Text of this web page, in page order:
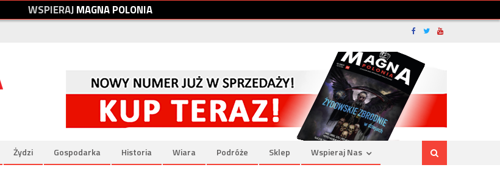
WSPIERAJMAGNAPOLONIA
Żydzi Gospodarka Historia Wiara Podróże Sklep Wspieraj Nas